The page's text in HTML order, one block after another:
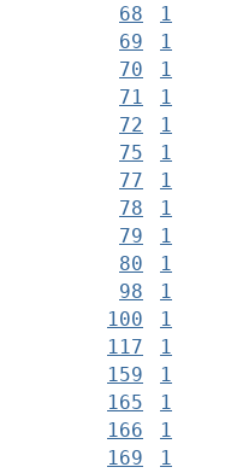
68
1
69
1
70
1
71
1
72
1
75
1
77
1
78
1
79
1
80
1
98
1
100
1
117
1
159
1
165
1
166
1
169
1